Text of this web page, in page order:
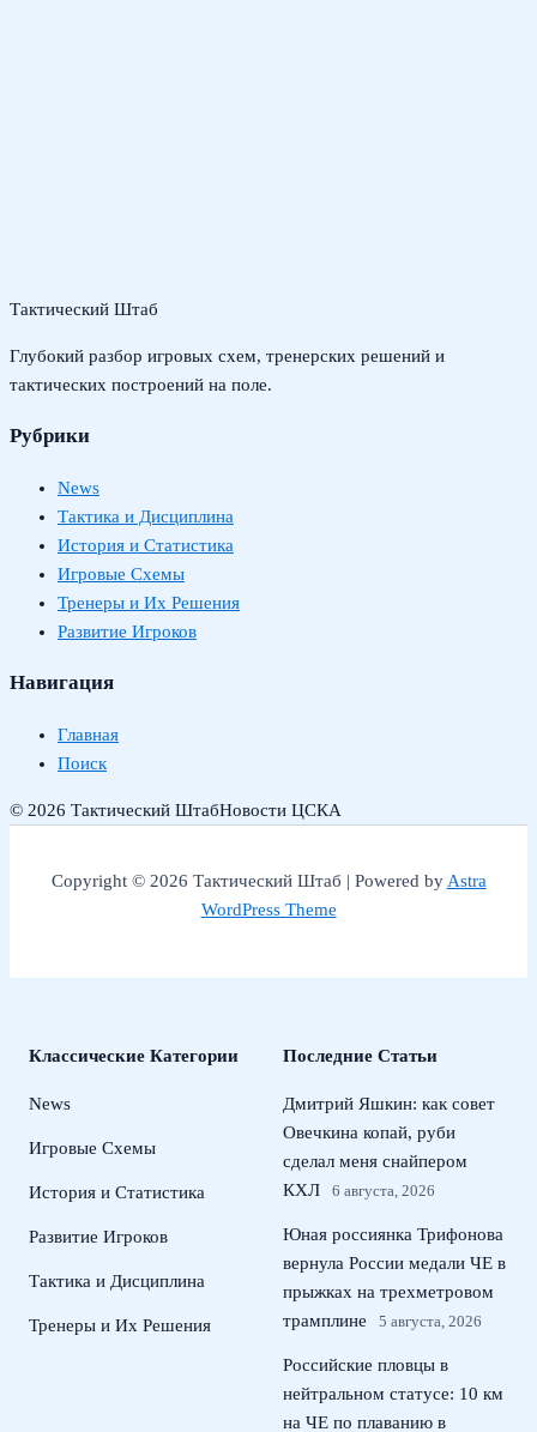
Тактический Штаб
Глубокий разбор игровых схем, тренерских решений и
тактических построений на поле.
Рубрики
News
Тактика и Дисциплина
История и Статистика
Игровые Схемы
Тренеры и Их Решения
Развитие Игроков
Навигация
Главная
Поиск
© 2026 Тактический ШтабНовости ЦСКА
Copyright © 2026 Тактический Штаб | Powered byAstra
WordPress Theme
Классические Категории
News
Игровые Схемы
История и Статистика
Развитие Игроков
Тактика и Дисциплина
Тренеры и Их Решения
Последние Статьи
Дмитрий Яшкин: как совет
Овечкина копай, руби
сделал меня снайпером
КХЛ
6 августа, 2026
Юная россиянка Трифонова
вернула России медали ЧЕ в
прыжках на трехметровом
трамплине
5 августа, 2026
Российские пловцы в
нейтральном статусе: 10 км
на ЧЕ по плаванию в